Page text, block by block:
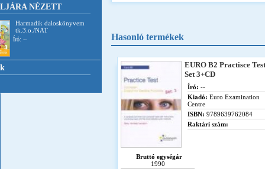
NÉZETT
Harmadik daloskönyvem
tk.3.o./NAT
Író: -- Hasonló termékek
EURO B2 Practisce Test
Set 3+CD
Író: --
Kiadó: Euro Examination
Centre
ISBN: 9789639762084
Raktári szám:
Bruttó egységár
1990